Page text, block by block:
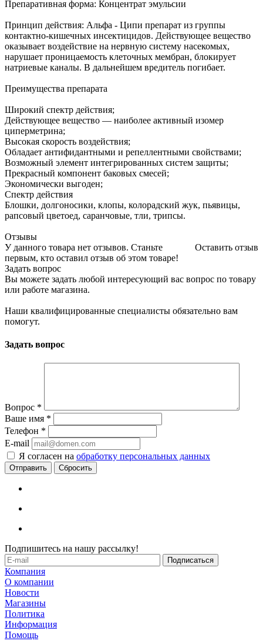
Препаративная форма: Концентрат эмульсии
Принцип действия: Альфа - Ципи препарат из группы
контактно-кишечных инсектицидов. Действующее вещество
оказывает воздействие на нервную систему насекомых,
нарушает проницаемость клеточных мембран, блокирует
натриевые каналы. В дальнейшем вредитель погибает.
Преимущества препарата
Широкий спектр действия;
Действующее вещество — наиболее активный изомер
циперметрина;
Высокая скорость воздействия;
Обладает антифидантными и репеллентными свойствами;
Возможный элемент интегрированных систем защиты;
Прекрасный компонент баковых смесей;
Экономически выгоден;
Спектр действия
Блошки, долгоносики, клопы, колорадский жук, пьявицы,
рапсовый цветоед, саранчовые, тли, трипсы.
Отзывы
Оставить отзыв
У данного товара нет отзывов. Станьте
первым, кто оставил отзыв об этом товаре!
Задать вопрос
Вы можете задать любой интересующий вас вопрос по товару
или работе магазина.
Наши квалифицированные специалисты обязательно вам
помогут.
Задать вопрос
Вопрос *
Ваше имя *
Телефон *
E-mail
Я согласен на обработку персональных данных
Сбросить
Подпишитесь на нашу рассылку!
Компания
О компании
Новости
Магазины
Политика
Информация
Помощь